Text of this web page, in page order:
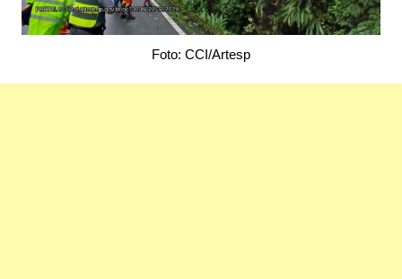
Foto: CCI/Artesp